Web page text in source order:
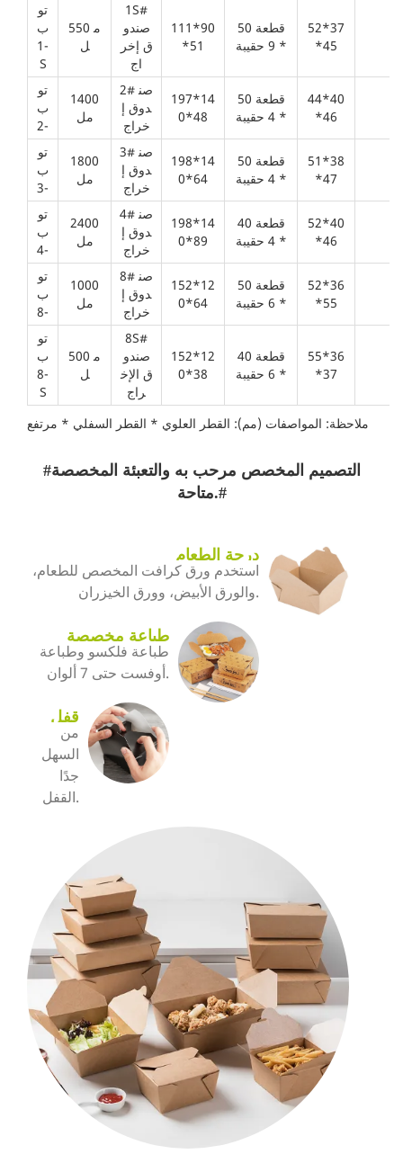
تو
ب
-1
S
550 م
ل
1S#
صندو
ق إخر
اج
111*90
*51
50 قطعة
* 9 حقيبة
52*37
*45
تو
ب
-2
1400
مل
2# صن
دوق إ
خراج
197*14
0*48
50 قطعة
* 4 حقيبة
44*40
*46
تو
ب
-3
1800
مل
3# صن
دوق إ
خراج
198*14
0*64
50 قطعة
* 4 حقيبة
51*38
*47
تو
ب
-4
2400
مل
4# صن
دوق إ
خراج
198*14
0*89
40 قطعة
* 4 حقيبة
52*40
*46
تو
ب
-8
1000
مل
8# صن
دوق إ
خراج
152*12
0*64
50 قطعة
* 6 حقيبة
52*36
*55
تو
ب
-8
S
500 م
ل
8S#
صندو
ق الإخ
راج
152*12
0*38
40 قطعة
* 6 حقيبة
55*36
*37
ملاحظة: المواصفات (مم): القطر العلوي * القطر السفلي * مرتفع
#التصميم المخصص مرحب به والتعبئة المخصصة
متاحة.#
درجة الطعام
استخدم ورق كرافت المخصص للطعام،
والورق الأبيض، وورق الخيزران.
طباعة مخصصة
طباعة فلكسو وطباعة
أوفست حتى 7 ألوان.
قفل
سهل
من
السهل
جدًا
القفل.